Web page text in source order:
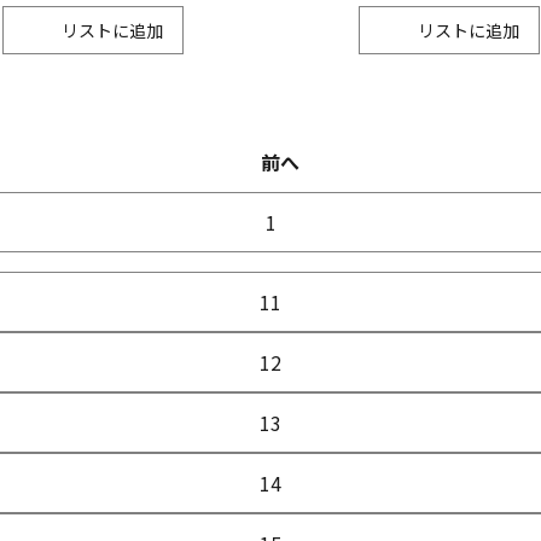
リスト リスト
前へ
1
11
12
13
14